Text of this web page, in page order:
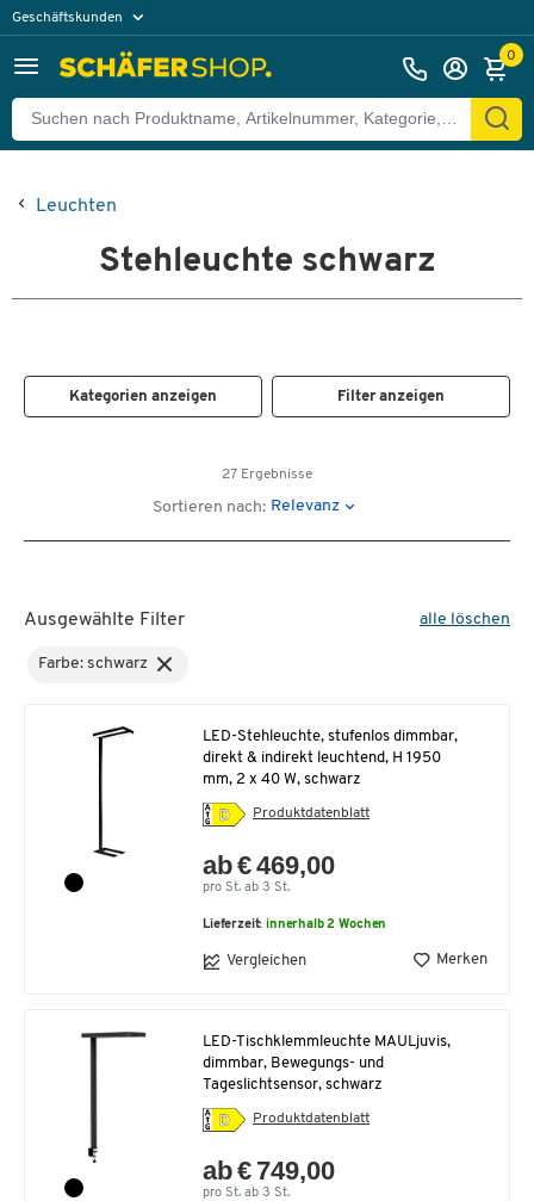
Geschäftskunden
0
Leuchten
Stehleuchte schwarz
Kategorien anzeigen Filter anzeigen
27 Ergebnisse
Sortieren nach: Relevanz
Ausgewählte Filter alle löschen
Farbe: schwarz
LED-Stehleuchte, stufenlos dimmbar,
direkt & indirekt leuchtend, H 1950
mm, 2 x 40 W, schwarz
Produktdatenblatt
ab € 469,00
pro St. ab 3 St.
Lieferzeit:innerhalb 2 Wochen
Vergleichen Merken
LED-Tischklemmleuchte MAULjuvis,
dimmbar, Bewegungs- und
Tageslichtsensor, schwarz
Produktdatenblatt
ab € 749,00
pro St. ab 3 St.